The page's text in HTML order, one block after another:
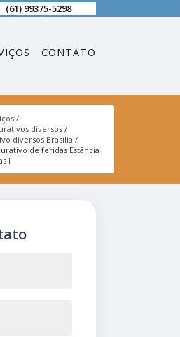
(61) 99375-5298
CONTATO
diversos
diversos Brasília
de feridas Estância
I